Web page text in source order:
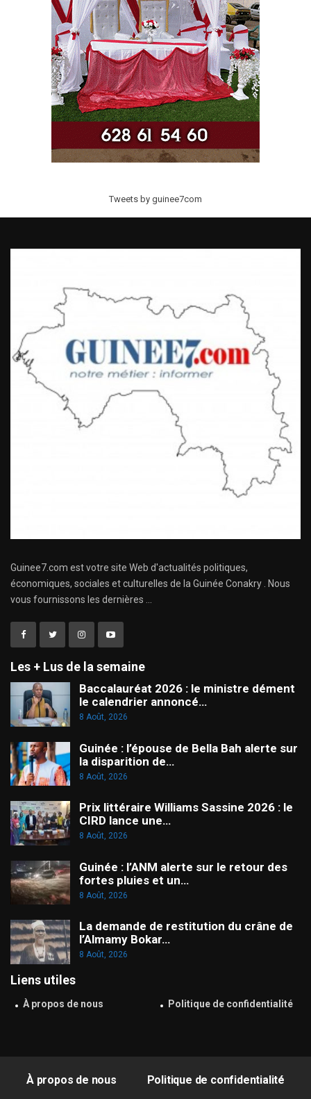
Tweets by guinee7com
Guinee7.com est votre site Web d'actualités politiques,
économiques, sociales et culturelles de la Guinée Conakry . Nous
vous fournissons les dernières ...
Les + Lus de la semaine
Baccalauréat 2026 : le ministre dément
le calendrier annoncé…
8 Août, 2026
Guinée : l’épouse de Bella Bah alerte sur
la disparition de…
8 Août, 2026
Prix littéraire Williams Sassine 2026 : le
CIRD lance une…
8 Août, 2026
Guinée : l’ANM alerte sur le retour des
fortes pluies et un…
8 Août, 2026
La demande de restitution du crâne de
l’Almamy Bokar…
8 Août, 2026
Liens utiles
À propos de nous Politique de confidentialité
À propos de nous Politique de confidentialité